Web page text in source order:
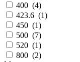
400 (4)
423.6 (1)
450 (1)
500 (7)
520 (1)
800 (2)